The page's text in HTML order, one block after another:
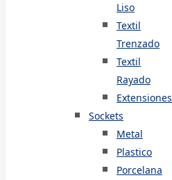
Liso
Textil
Trenzado
Textil
Rayado
Extensiones
Sockets
Metal
Plastico
Porcelana